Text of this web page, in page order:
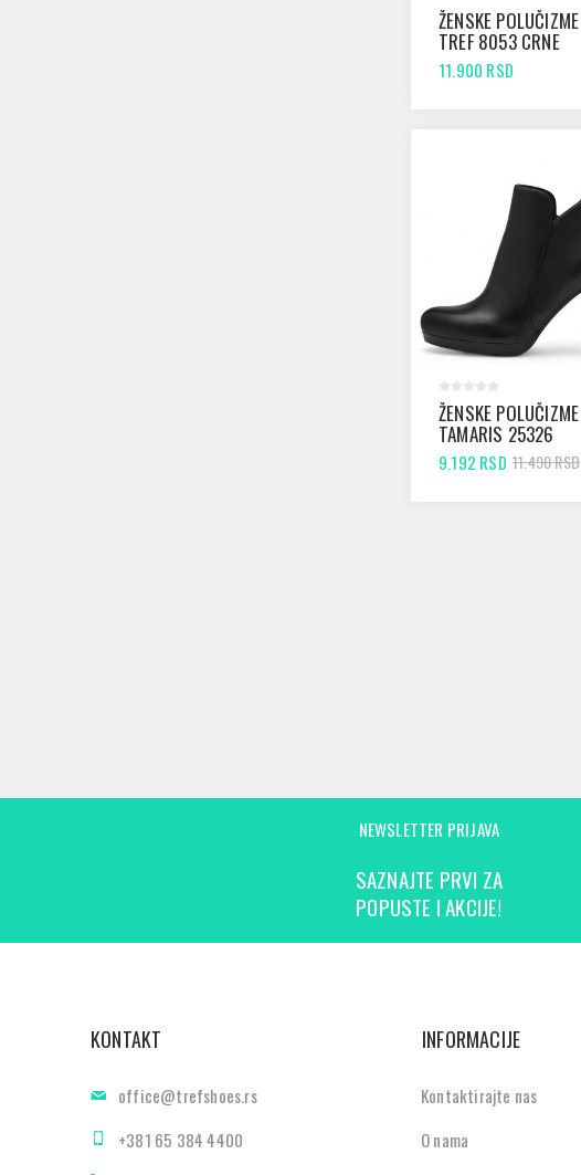
ŽENSKE POLUČIZME
TREF 8053 CRNE
11.900 RSD
ŽENSKE POLUČIZME
TAMARIS 25326
BLACK MATT
9.192 RSD 11.490 RSD
NEWSLETTER PRIJAVA
SAZNAJTE PRVI ZA
POPUSTE I AKCIJE!
KONTAKT
office@trefshoes.rs
+381 65 384 4400
INFORMACIJE
Kontaktirajte nas
O nama